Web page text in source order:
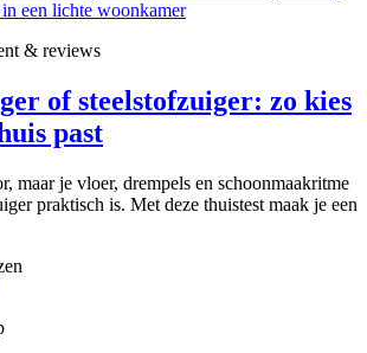
& reviews
of steelstofzuiger: zo kies
past
maar je vloer, drempels en schoonmaakritme
praktisch is. Met deze thuistest maak je een